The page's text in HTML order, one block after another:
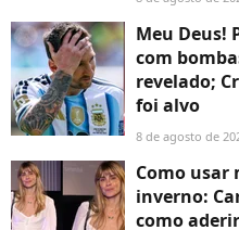
Meu Deus!
com
revelado;
foi alvo
8 de agosto de
Como usar
inverno:
como